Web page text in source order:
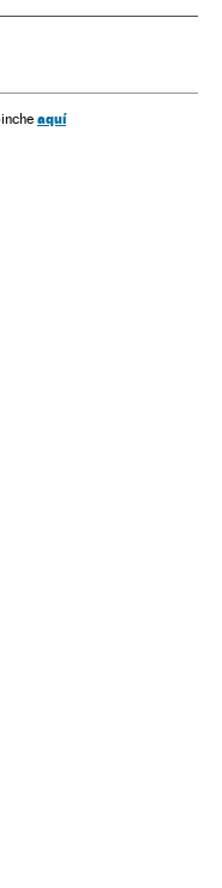
Cultura
aquí